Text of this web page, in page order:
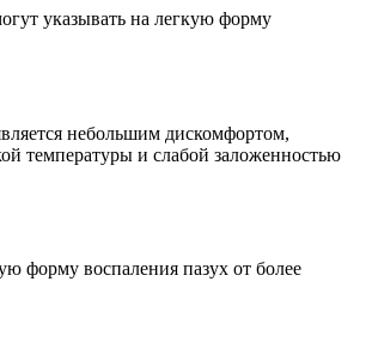
указывать на легкую форму
небольшим дискомфортом,
температуры и слабой заложенностью
форму воспаления пазух от более